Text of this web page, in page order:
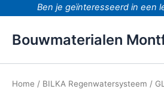
Ben je geïnteresseerd in een
Bouwmaterialen
Home / BILKA Regenwatersysteem /